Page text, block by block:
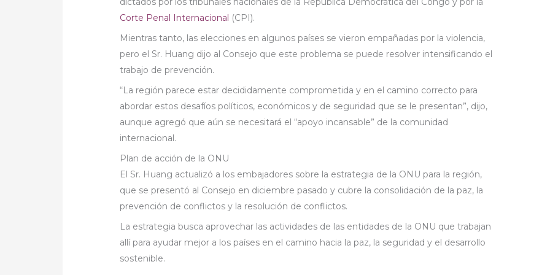
Corte Penal Internacional (CPI).
Mientras tanto, las elecciones en algunos países se vieron empañadas por la violencia,
pero el Sr. Huang dijo al Consejo que este problema se puede resolver intensificando el
trabajo de prevención.
“La región parece estar decididamente comprometida y en el camino correcto para
abordar estos desafíos políticos, económicos y de seguridad que se le presentan”, dijo,
aunque agregó que aún se necesitará el “apoyo incansable” de la comunidad
internacional.
Plan de acción de la ONU
El Sr. Huang actualizó a los embajadores sobre la estrategia de la ONU para la región,
que se presentó al Consejo en diciembre pasado y cubre la consolidación de la paz, la
prevención de conflictos y la resolución de conflictos.
La estrategia busca aprovechar las actividades de las entidades de la ONU que trabajan
allí para ayudar mejor a los países en el camino hacia la paz, la seguridad y el desarrollo
sostenible.